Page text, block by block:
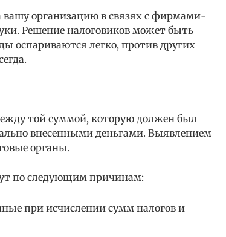
вашу организацию в связях с фирмами-
Решение налоговиков может быть
оспариваются легко, против других
той суммой, которую должен был
внесенными деньгами. Выявлением
органы.
по следующим причинам:
при исчислении сумм налогов и